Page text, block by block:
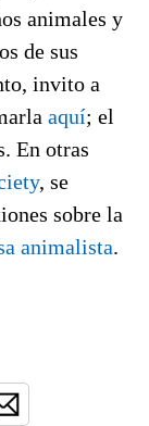
animales y
de sus
invito a
aquí; el
En otras
, se
sobre la
animalista.